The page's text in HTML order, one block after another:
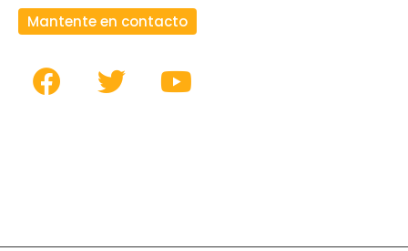
Mantente en contacto